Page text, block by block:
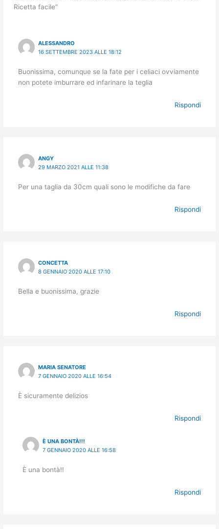
Ricetta facile”
ALESSANDRO
16 SETTEMBRE 2023 ALLE 18:12
Buonissima, comunque se la fate per i celiaci ovviamente
non potete imburrare ed infarinare la teglia
Rispondi
ANGY
29 MARZO 2021 ALLE 11:38
Per una taglia da 30cm quali sono le modifiche da fare
Rispondi
CONCETTA
8 GENNAIO 2020 ALLE 17:10
Bella e buonissima, grazie
Rispondi
MARIA SENATORE
7 GENNAIO 2020 ALLE 16:54
È sicuramente delizios
Rispondi
È UNA BONTÀ!!!
7 GENNAIO 2020 ALLE 16:58
È una bontà!!
Rispondi